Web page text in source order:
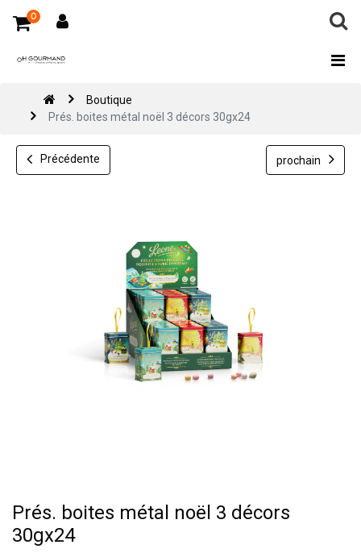
0
Boutique
Prés. boites métal noël 3 décors 30gx24
Précédente prochain
Prés. boites métal noël 3 décors
30gx24